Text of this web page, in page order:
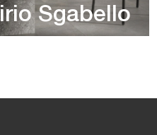
Sgabello